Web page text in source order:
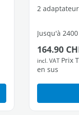
2
Jusqu'à
1 port
Prix
164.90
incl. VAT Prix
en sus